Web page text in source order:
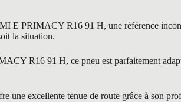
E PRIMACY R16 91 H, une référence
la situation.
R16 91 H, ce pneu est parfaitement
excellente tenue de route grâce à son